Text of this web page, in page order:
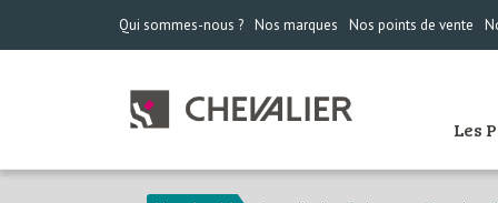
Qui sommes-nous ? Nos marques Nos points de vente
Les